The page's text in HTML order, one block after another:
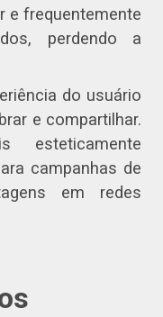
e frequentemente
perdendo a
do usuário
e compartilhar.
esteticamente
campanhas de
em redes